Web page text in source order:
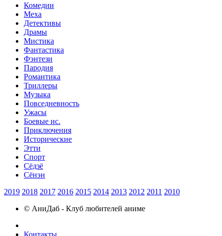
Комедии
Меха
Детективы
Драмы
Мистика
Фантастика
Фэнтези
Пародия
Романтика
Триллеры
Музыка
Повседневность
Ужасы
Боевые ис.
Приключения
Исторические
Этти
Спорт
Сёдзё
Сёнэн
2019 2018 2017 2016 2015 2014 2013 2012 2011 2010
© АниДаб - Клуб любителей аниме
Контакты